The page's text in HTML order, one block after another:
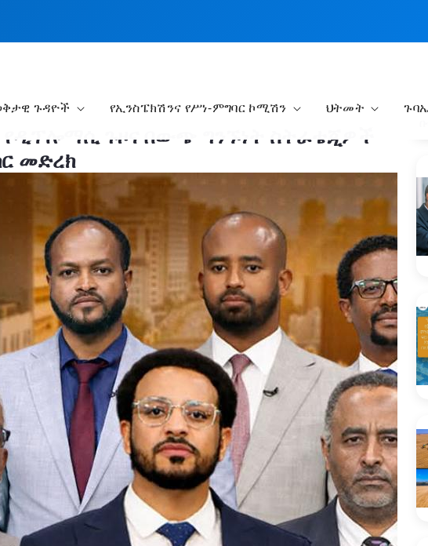
ጉዳዮች የኢንስፔክሽንና የሥነ-ምግባር ኮሚሽን ህትመት ጉባኤ
ጉዞና በውጭ ግንኙነት ስትራቴጂዎች
መድረክ